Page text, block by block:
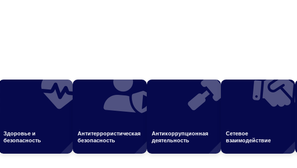
Здоровье и
безопасность
Антитеррористическая
безопасность
Антикоррупционная
деятельность
Сетевое
взаимодействие